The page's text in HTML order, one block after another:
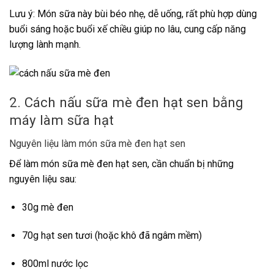
Lưu ý: Món sữa này bùi béo nhẹ, dễ uống, rất phù hợp dùng
buổi sáng hoặc buổi xế chiều giúp no lâu, cung cấp năng
lượng lành mạnh.
2. Cách nấu sữa mè đen hạt sen bằng
máy làm sữa hạt
Nguyên liệu làm món sữa mè đen hạt sen
Để làm món sữa mè đen hạt sen, cần chuẩn bị những
nguyên liệu sau:
30g mè đen
70g hạt sen tươi (hoặc khô đã ngâm mềm)
800ml nước lọc